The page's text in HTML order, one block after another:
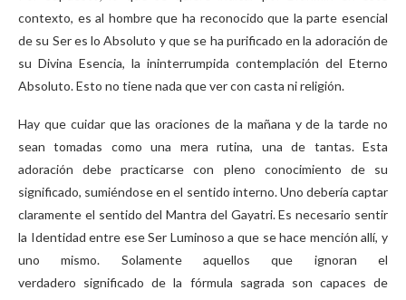
contexto, es al hombre que ha reconocido que la parte esencial
de su Ser es lo Absoluto y que se ha purificado en la adoración de
su Divina Esencia, la ininterrumpida contemplación del Eterno
Absoluto. Esto no tiene nada que ver con casta ni religión.
Hay que cuidar que las oraciones de la mañana y de la tarde no
sean tomadas como una mera rutina, una de tantas. Esta
adoración debe practicarse con pleno conocimiento de su
significado, sumiéndose en el sentido interno. Uno debería captar
claramente el sentido del Mantra del Gayatri. Es necesario sentir
la Identidad entre ese Ser Luminoso a que se hace mención allí, y
uno mismo. Solamente aquellos que ignoran el
verdadero significado de la fórmula sagrada son capaces de